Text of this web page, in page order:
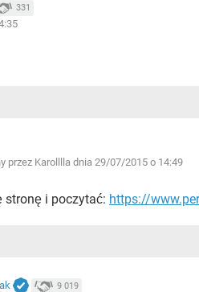
331
przez Karolllla dnia 29/07/2015 o 14:49
stronę i poczytać: https://
9 019